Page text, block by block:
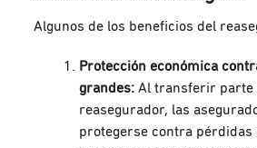
Algunos de los beneficios del
Protección económica
grandes: Al transferir parte
reasegurador, las
protegerse contra pérdidas